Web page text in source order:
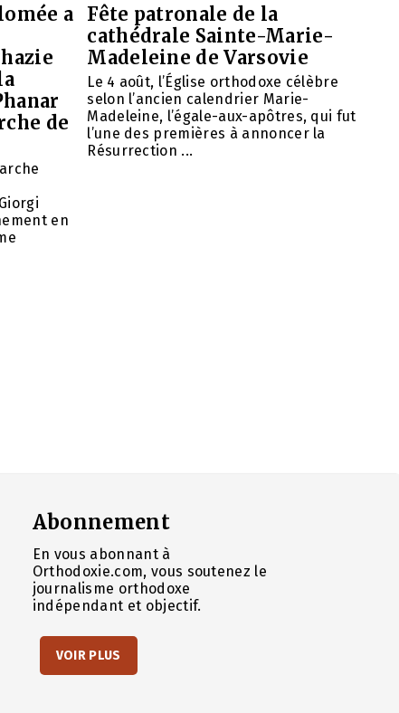
a
de
en
Fête patronale de la
cathédrale Sainte-Marie-
Madeleine de Varsovie
Le 4 août, l’Église orthodoxe célèbre
selon l’ancien calendrier Marie-
Madeleine, l’égale-aux-apôtres, qui fut
l’une des premières à annoncer la
Résurrection ...
Abonnement
En vous abonnant à
Orthodoxie.com, vous soutenez le
journalisme orthodoxe
indépendant et objectif.
VOIR PLUS